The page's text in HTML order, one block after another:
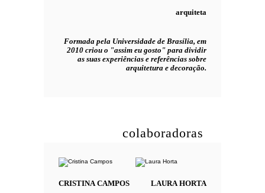
arquiteta
Formada pela Universidade de Brasília, em
2010 criou o "assim eu gosto" para dividir
as suas experiências e referências sobre
arquitetura e decoração.
colaboradoras
CRISTINA CAMPOS LAURA HORTA